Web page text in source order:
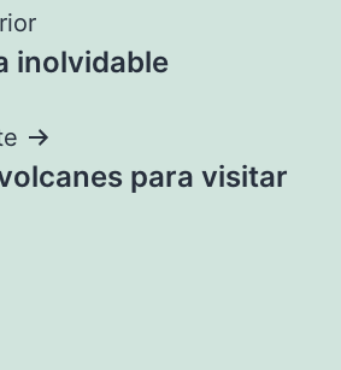
inolvidable
para visitar